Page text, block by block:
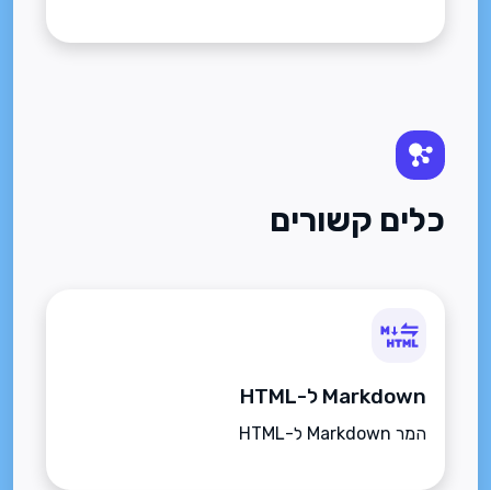
כלים קשורים
Markdown ל-HTML
המר Markdown ל-HTML